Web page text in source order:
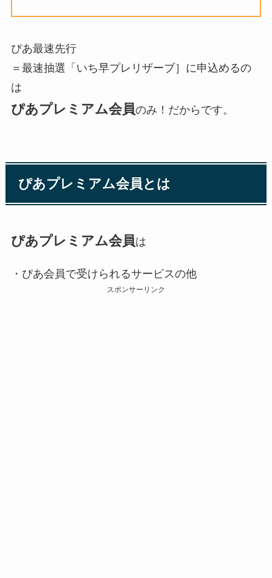
ぴあ最速先行
＝最速抽選「いち早プレリザーブ］に申込めるの
は
ぴあプレミアム会員のみ！だからです。
ぴあプレミアム会員とは
ぴあプレミアム会員は
・ぴあ会員で受けられるサービスの他
スポンサーリンク